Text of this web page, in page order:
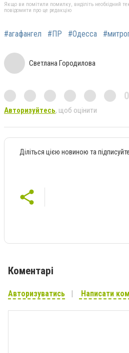
Якщо ви помітили помилку, виділіть необхідний
повідомити про це редакцію
#агафангел #ПР #Одесса
Светлана Городилова
Авторизуйтесь, щоб оцінити
Діліться цією новиною та
Коментарі
Авторизуватись Написати